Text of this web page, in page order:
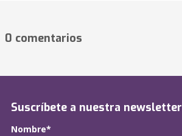
0 comentarios
Suscríbete a nuestra newsletter
Nombre*